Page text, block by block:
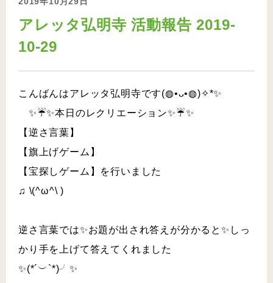
アレッタ弘明寺 活動報告 2019-
10-29
こんばんはアレッタ弘明寺です(◍•ᴗ•◍)✧*✨
✨☔✨本日のレクリエーション✨☔✨
【逆さ言葉】
【旗上げゲーム】
【宝探しゲーム】を行いました
♫ \(^ω^\ )
逆さ言葉では✨お題が出され答えが分かると✨しっ
かり手を上げて答えてくれました
✨(*´︶`*)╯✨